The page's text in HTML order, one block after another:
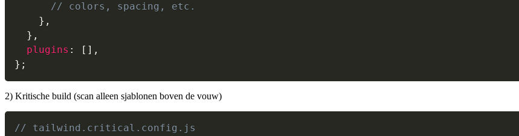
// colors, spacing, etc.
} ,
} ,
plugins : [ ] ,
} ;
2) Kritische build (scan alleen sjablonen boven de vouw)
// tailwind.critical.config.js